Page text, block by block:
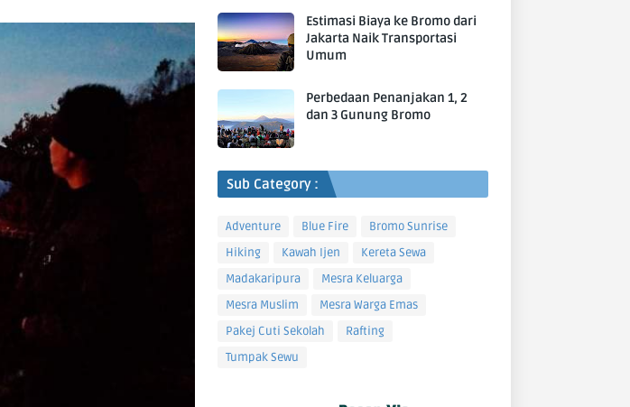
Estimasi Biaya ke Bromo dari
Jakarta Naik Transportasi
Umum
Perbedaan Penanjakan 1, 2
dan 3 Gunung Bromo
Sub Category :
Adventure Blue Fire
Bromo Sunrise
Hiking
Kawah Ijen
Kereta Sewa
Madakaripura
Mesra Keluarga
Mesra Muslim
Mesra Warga Emas
Pakej Cuti Sekolah
Rafting
Tumpak Sewu